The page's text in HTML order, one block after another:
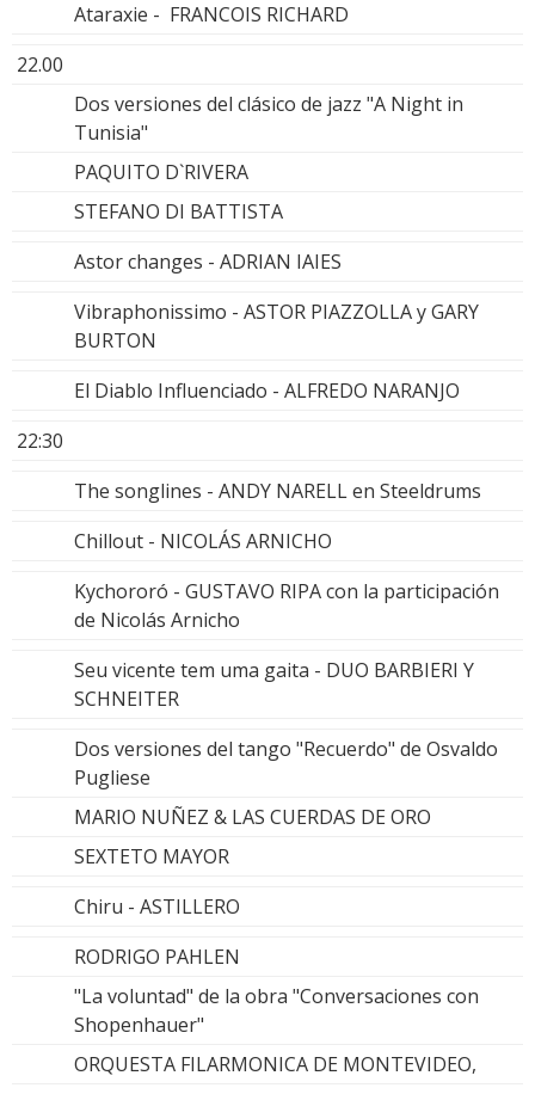
Ataraxie - FRANCOIS RICHARD
22.00
Dos versiones del clásico de jazz "A Night in
Tunisia"
PAQUITO D`RIVERA
STEFANO DI BATTISTA
Astor changes - ADRIAN IAIES
Vibraphonissimo - ASTOR PIAZZOLLA y GARY
BURTON
El Diablo Influenciado - ALFREDO NARANJO
22:30
The songlines - ANDY NARELL en Steeldrums
Chillout - NICOLÁS ARNICHO
Kychororó - GUSTAVO RIPA con la participación
de Nicolás Arnicho
Seu vicente tem uma gaita - DUO BARBIERI Y
SCHNEITER
Dos versiones del tango "Recuerdo" de Osvaldo
Pugliese
MARIO NUÑEZ & LAS CUERDAS DE ORO
SEXTETO MAYOR
Chiru - ASTILLERO
RODRIGO PAHLEN
"La voluntad" de la obra "Conversaciones con
Shopenhauer"
ORQUESTA FILARMONICA DE MONTEVIDEO,